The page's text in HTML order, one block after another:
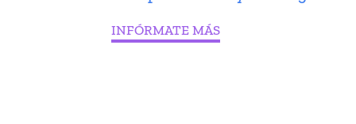
INFÓRMATE MÁS